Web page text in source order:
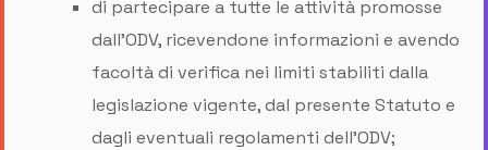
di partecipare a tutte le attività promosse
dall'ODV, ricevendone informazioni e avendo
facoltà di verifica nei limiti stabiliti dalla
legislazione vigente, dal presente Statuto e
dagli eventuali regolamenti dell’ODV;